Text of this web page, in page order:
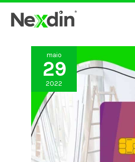
para
maio
29
2022